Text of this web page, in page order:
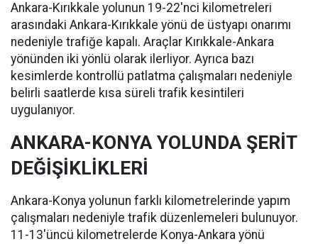
Ankara-Kırıkkale yolunun 19-22'nci kilometreleri
arasındaki Ankara-Kırıkkale yönü de üstyapı onarımı
nedeniyle trafiğe kapalı. Araçlar Kırıkkale-Ankara
yönünden iki yönlü olarak ilerliyor. Ayrıca bazı
kesimlerde kontrollü patlatma çalışmaları nedeniyle
belirli saatlerde kısa süreli trafik kesintileri
uygulanıyor.
ANKARA-KONYA YOLUNDA ŞERİT
DEĞİŞİKLİKLERİ
Ankara-Konya yolunun farklı kilometrelerinde yapım
çalışmaları nedeniyle trafik düzenlemeleri bulunuyor.
11-13'üncü kilometrelerde Konya-Ankara yönü